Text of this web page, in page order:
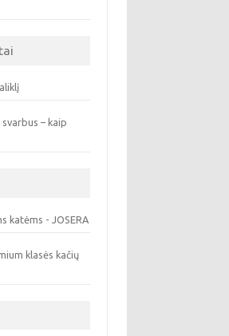
– kaip
katėms - JOSERA
klasės kačių